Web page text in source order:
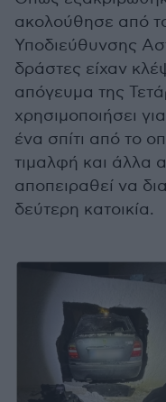
ακολούθησε από
Υποδιεύθυνσης
δράστες είχαν
απόγευμα της
χρησιμοποιήσει
ένα σπίτι από το
τιμαλφή και άλλα
αποπειραθεί να
δεύτερη κατοικία.